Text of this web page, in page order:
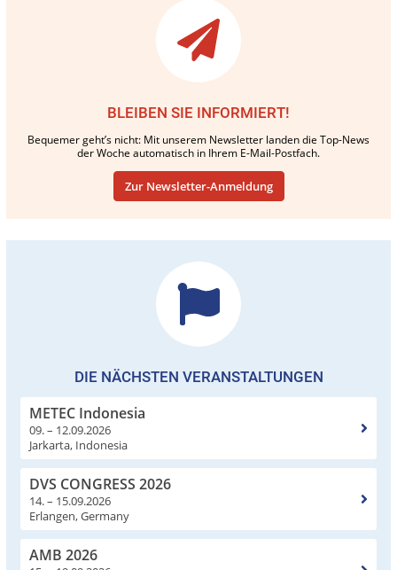
BLEIBEN SIE INFORMIERT!
Bequemer geht’s nicht: Mit unserem Newsletter landen die Top-News
der Woche automatisch in Ihrem E-Mail-Postfach.
Zur Newsletter-Anmeldung
DIE NÄCHSTEN VERANSTALTUNGEN
METEC Indonesia
09. – 12.09.2026
Jarkarta, Indonesia
DVS CONGRESS 2026
14. – 15.09.2026
Erlangen, Germany
AMB 2026